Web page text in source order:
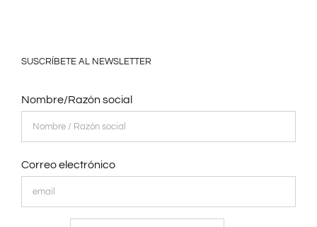
SUSCRÍBETE AL NEWSLETTER
Nombre/Razón social
Correo electrónico